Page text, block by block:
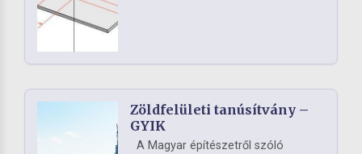
Zöldfelületi tanúsítvány –
GYIK
A Magyar építészetről szóló